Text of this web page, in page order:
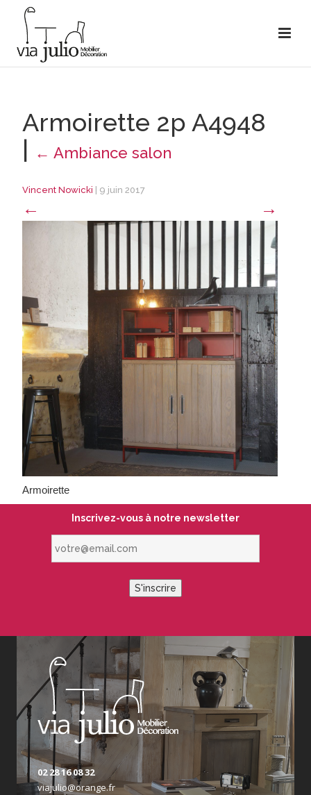
Armoirette 2p A4948
| ← Ambiance salon
Vincent Nowicki 9 juin 2017
← →
Armoirette
Inscrivez-vous à notre newsletter
S'inscrire
02 28 16 08 32
viajulio@orange.fr